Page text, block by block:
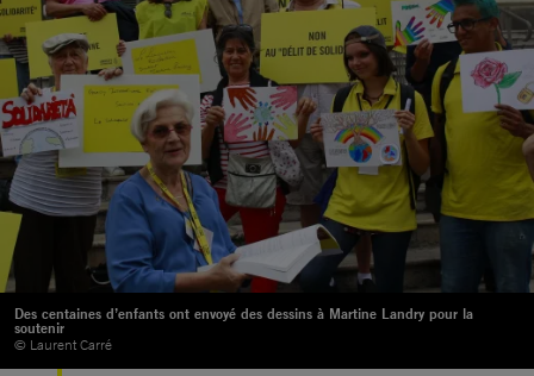
Des centaines d’enfants ont envoyé des dessins à Martine Landry pour la
soutenir
© Laurent Carré